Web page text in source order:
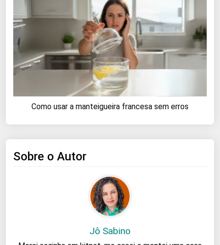
Como usar a manteigueira francesa sem erros
Sobre o Autor
Jô Sabino